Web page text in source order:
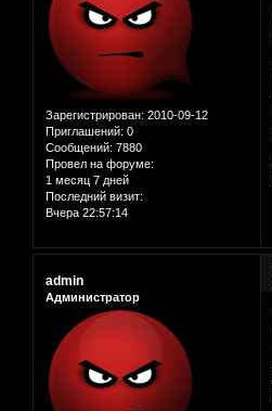
Зарегистрирован: 2010-09-12
Приглашений: 0
Сообщений: 7880
Провел на форуме:
1 месяц 7 дней
Последний визит:
Вчера 22:57:14
admin
Администратор